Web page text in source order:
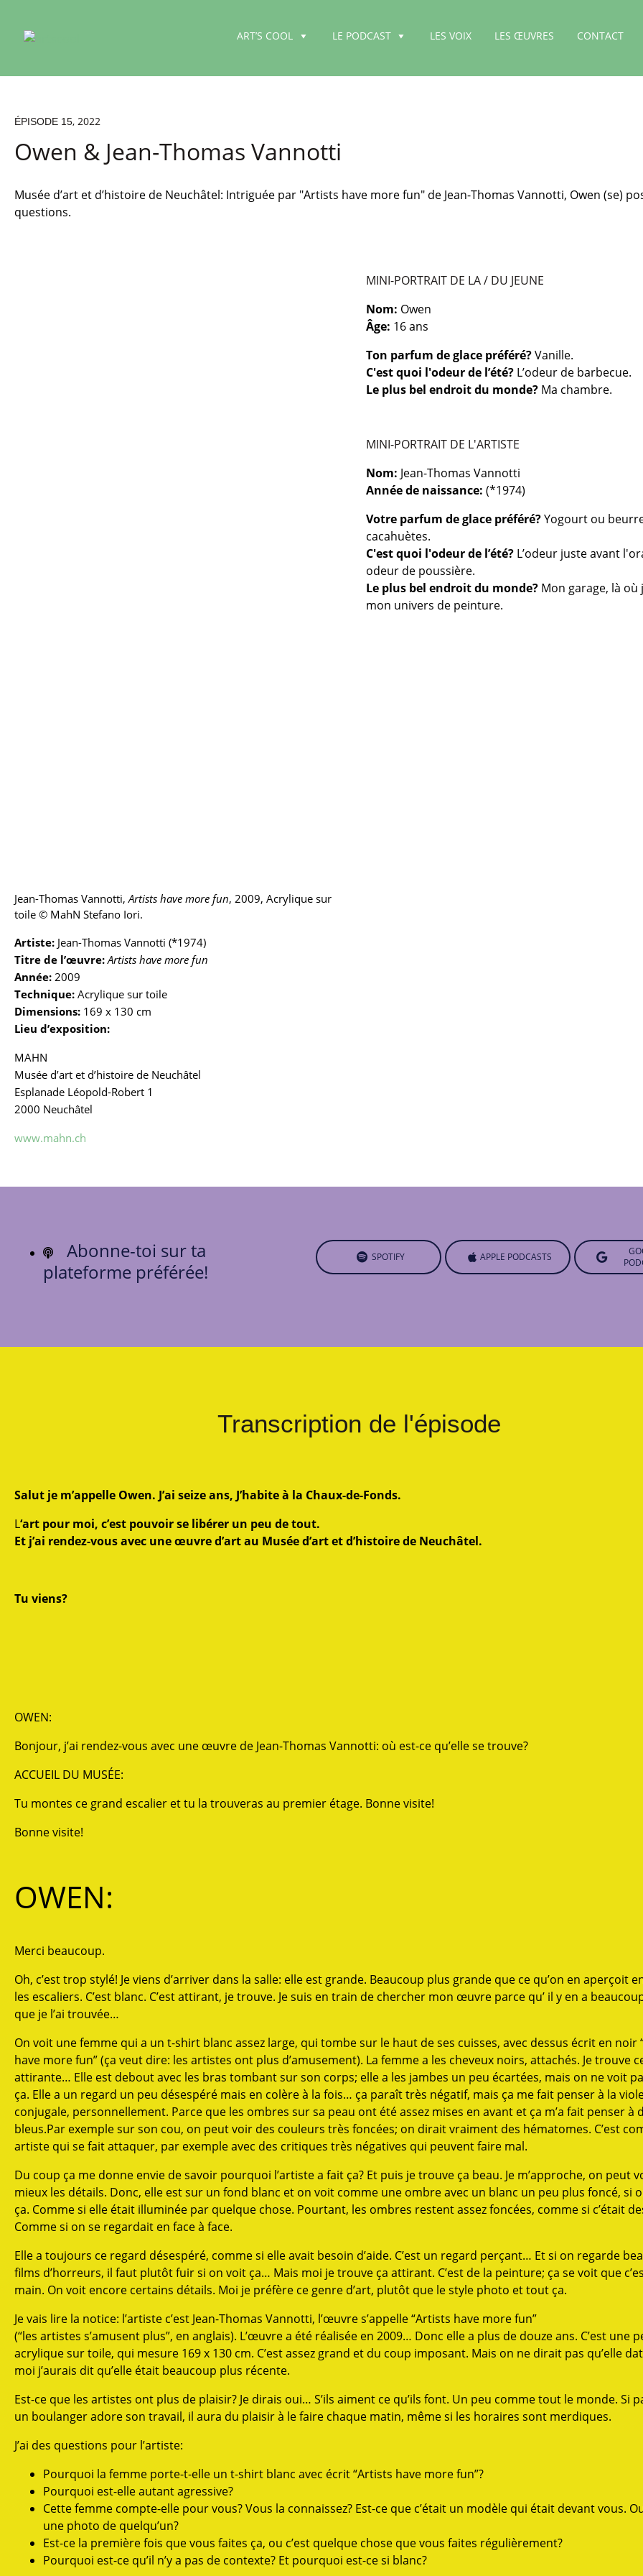
ART’S COOL LE PODCAST LES VOIX LES ŒUVRES CONTACT
ÉPISODE 15, 2022
Owen & Jean-Thomas Vannotti
Musée d’art et d’histoire de Neuchâtel: Intriguée par "Artists have more fun" de Jean-Thomas Vannotti, Owen (se)
questions.
MINI-PORTRAIT DE LA / DU JEUNE
Nom: Owen
Âge: 16 ans
Ton parfum de glace préféré?Vanille.
C'est quoi l'odeur de l’été? L’odeur de barbecue.
Le plus bel endroit du monde? Ma chambre.
Jean-Thomas Vannotti,Artists have more fun, 2009, Acrylique sur
toile © MahN Stefano Iori.
Artiste: Jean-Thomas Vannotti (*1974)
Titre de l’œuvre:Artists have more fun
Année: 2009
Technique: Acrylique sur toile
Dimensions: 169 x 130 cm
Lieu d’exposition:
MAHN
Musée d’art et d’histoire de Neuchâtel
Esplanade Léopold-Robert 1
2000 Neuchâtel
www.mahn.ch
MINI-PORTRAIT DE L'ARTISTE
Nom: Jean-Thomas Vannotti
Année de naissance: (*1974)
Votre parfum de glace préféré?Yogourt ou
cacahuètes.
C'est quoi l'odeur de l’été? L’odeur juste avant
odeur de poussière.
Le plus bel endroit du monde? Mon garage, là où
mon univers de peinture.
Abonne-toi sur ta
plateforme préférée!
SPOTIFY APPLE PODCASTS
Transcription de l'épisode
Salut je m’appelle Owen. J’ai seize ans, J’habite à la Chaux-de-Fonds.
L‘art pour moi, c’est pouvoir se libérer un peu de tout.
Et j’ai rendez-vous avec une œuvre d’art au Musée d’art et d’histoire de Neuchâtel.
Tu viens?
OWEN:
Bonjour, j’ai rendez-vous avec une œuvre de Jean-Thomas Vannotti: où est-ce qu’elle se trouve?
ACCUEIL DU MUSÉE:
Tu montes ce grand escalier et tu la trouveras au premier étage. Bonne visite!
Bonne visite!
OWEN:
Merci beaucoup.
Oh, c’est trop stylé! Je viens d’arriver dans la salle: elle est grande. Beaucoup plus grande que ce qu’on en aperçoit
les escaliers. C’est blanc. C’est attirant, je trouve. Je suis en train de chercher mon œuvre parce qu’ il y en a
que je l’ai trouvée…
On voit une femme qui a un t-shirt blanc assez large, qui tombe sur le haut de ses cuisses, avec dessus écrit en noir
have more fun” (ça veut dire: les artistes ont plus d’amusement). La femme a les cheveux noirs, attachés. Je trouve
attirante… Elle est debout avec les bras tombant sur son corps; elle a les jambes un peu écartées, mais on ne voit
ça. Elle a un regard un peu désespéré mais en colère à la fois… ça paraît très négatif, mais ça me fait penser à la
conjugale, personnellement. Parce que les ombres sur sa peau ont été assez mises en avant et ça m’a fait penser à
bleus.Par exemple sur son cou, on peut voir des couleurs très foncées; on dirait vraiment des hématomes. C’est
artiste qui se fait attaquer, par exemple avec des critiques très négatives qui peuvent faire mal.
Du coup ça me donne envie de savoir pourquoi l’artiste a fait ça? Et puis je trouve ça beau. Je m’approche, on peut
mieux les détails. Donc, elle est sur un fond blanc et on voit comme une ombre avec un blanc un peu plus foncé, si
ça. Comme si elle était illuminée par quelque chose. Pourtant, les ombres restent assez foncées, comme si c’était
Comme si on se regardait en face à face.
Elle a toujours ce regard désespéré, comme si elle avait besoin d’aide. C’est un regard perçant… Et si on regarde
films d’horreurs, il faut plutôt fuir si on voit ça… Mais moi je trouve ça attirant. C’est de la peinture; ça se voit que
main. On voit encore certains détails. Moi je préfère ce genre d’art, plutôt que le style photo et tout ça.
Je vais lire la notice: l’artiste c’est Jean-Thomas Vannotti, l’œuvre s’appelle “Artists have more fun”
(“les artistes s’amusent plus”, en anglais). L’œuvre a été réalisée en 2009… Donc elle a plus de douze ans. C’est une
acrylique sur toile, qui mesure 169 x 130 cm. C’est assez grand et du coup imposant. Mais on ne dirait pas qu’elle
moi j’aurais dit qu’elle était beaucoup plus récente.
Est-ce que les artistes ont plus de plaisir? Je dirais oui… S’ils aiment ce qu’ils font. Un peu comme tout le monde. Si
un boulanger adore son travail, il aura du plaisir à le faire chaque matin, même si les horaires sont merdiques.
J’ai des questions pour l’artiste:
Pourquoi la femme porte-t-elle un t-shirt blanc avec écrit “Artists have more fun”?
Pourquoi est-elle autant agressive?
Cette femme compte-elle pour vous? Vous la connaissez? Est-ce que c’était un modèle qui était devant vous.
une photo de quelqu’un?
Est-ce la première fois que vous faites ça, ou c’est quelque chose que vous faites régulièrement?
Pourquoi est-ce qu’il n’y a pas de contexte? Et pourquoi est-ce si blanc?